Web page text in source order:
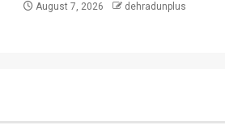
August 7, 2026 dehradunplus